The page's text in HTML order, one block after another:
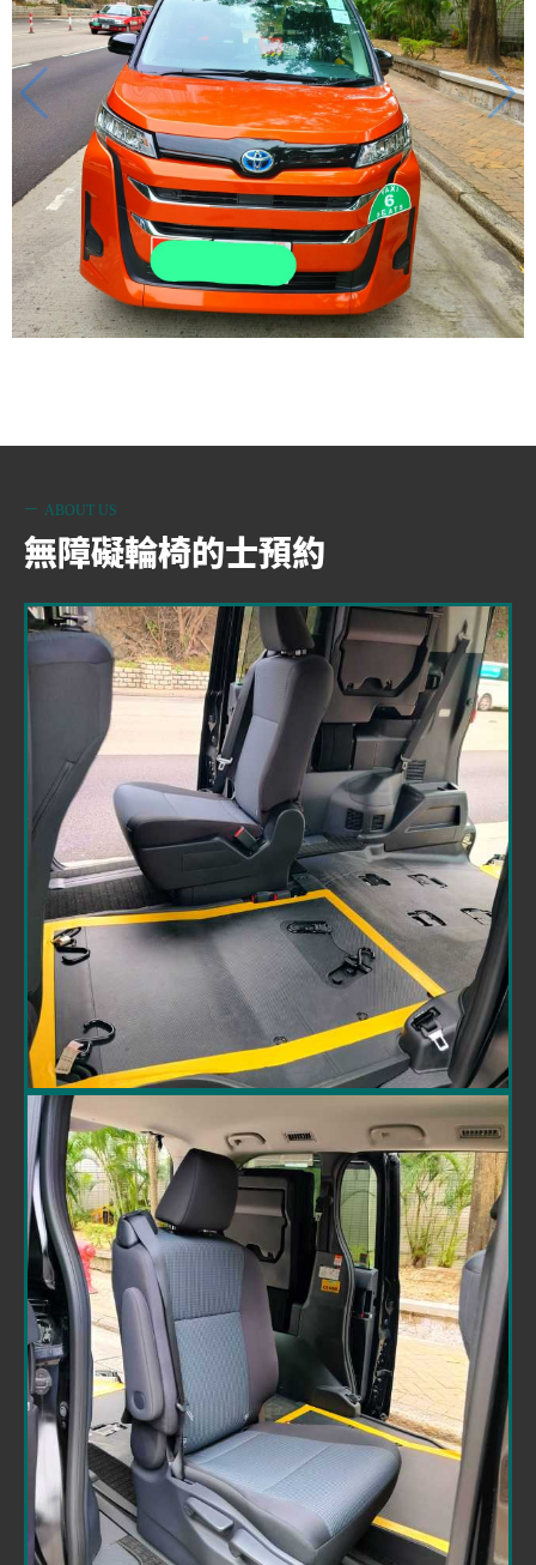
ABOUT US
無障礙輪椅的士預約